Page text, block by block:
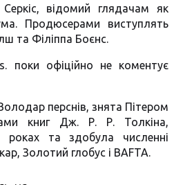
відомий глядачам як
Продюсерами виступлять
та Філіппа Боєнс.
поки офіційно не коментує
перснів, знята Пітером
книг Дж. Р. Р. Толкіна,
роках та здобула численні
Золотий глобус і BAFTA.